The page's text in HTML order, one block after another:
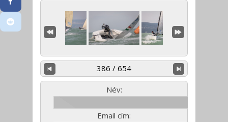
386 / 654
Név:
Email cím: